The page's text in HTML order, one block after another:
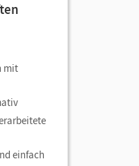
mit
einfach